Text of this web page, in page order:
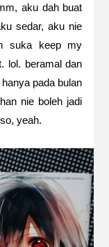
aku dah buat
sedar, aku nie
suka keep my
lol. beramal dan
pada bulan
nie boleh jadi
yeah.